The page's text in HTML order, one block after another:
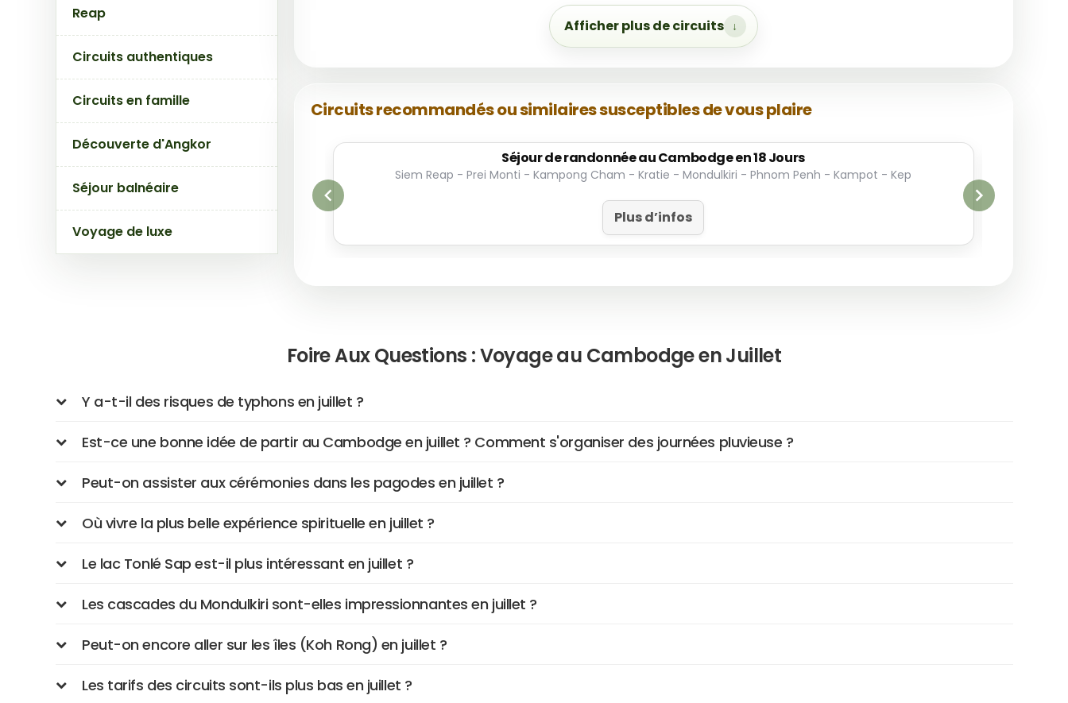
Reap
Circuits authentiques
Circuits en famille
Découverte d'Angkor
Séjour balnéaire
Voyage de luxe
Afficher plus de circuits
Circuits recommandés ou similaires susceptibles de vous plaire
Séjour de randonnée au Cambodge en 18 Jours
Siem Reap - Prei Monti - Kampong Cham - Kratie - Mondulkiri - Phnom Penh - Kampot - Kep
Plus d’infos
Foire Aux Questions : Voyage au Cambodge en Juillet
Y a-t-il des risques de typhons en juillet ?
Est-ce une bonne idée de partir au Cambodge en juillet ? Comment s'organiser des journées pluvieuse ?
Peut-on assister aux cérémonies dans les pagodes en juillet ?
Où vivre la plus belle expérience spirituelle en juillet ?
Le lac Tonlé Sap est-il plus intéressant en juillet ?
Les cascades du Mondulkiri sont-elles impressionnantes en juillet ?
Peut-on encore aller sur les îles (Koh Rong) en juillet ?
Les tarifs des circuits sont-ils plus bas en juillet ?